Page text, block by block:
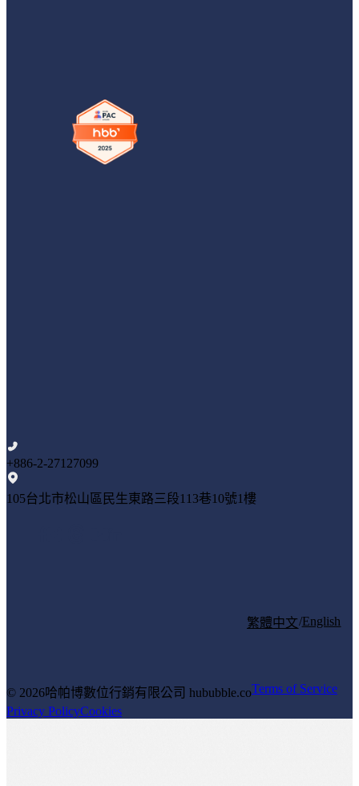
+886-2-27127099
105台北市松山區民生東路三段113巷10號1樓
繁體中文/English
© 2026哈帕博數位行銷有限公司 hububble.coTerms of Service
Privacy PolicyCookies